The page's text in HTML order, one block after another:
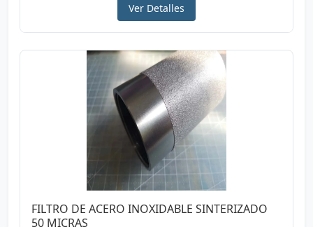
Ver Detalles
FILTRO DE ACERO INOXIDABLE SINTERIZADO
50 MICRAS